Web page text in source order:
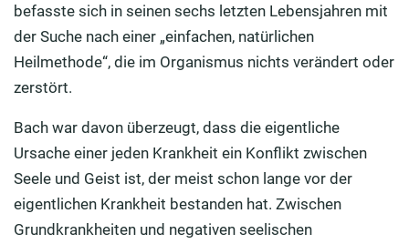
befasste sich in seinen sechs letzten Lebensjahren mit
der Suche nach einer „einfachen, natürlichen
Heilmethode“, die im Organismus nichts verändert oder
zerstört.
Bach war davon überzeugt, dass die eigentliche
Ursache einer jeden Krankheit ein Konflikt zwischen
Seele und Geist ist, der meist schon lange vor der
eigentlichen Krankheit bestanden hat. Zwischen
Grundkrankheiten und negativen seelischen